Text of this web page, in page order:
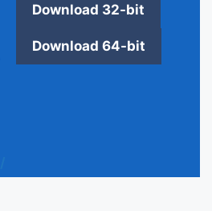
Download 32-bit
Download 64-bit